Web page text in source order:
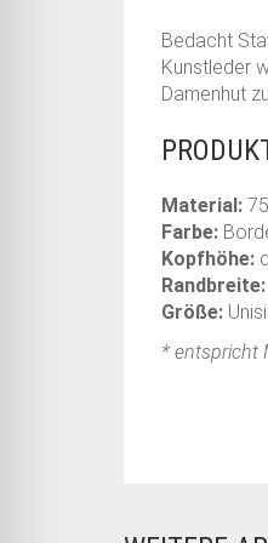
Bedacht
Kunstleder
Damenhut
Material:
Farbe:
Kopfhöhe:
Randbreite:
Größe:
* entspricht